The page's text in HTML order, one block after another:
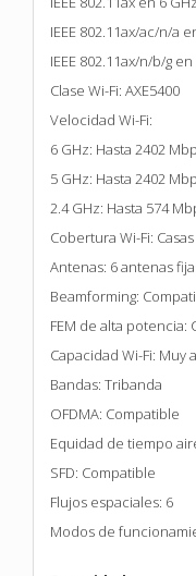
IEEE 802.11ax/ac/n/a
IEEE 802.11ax/n/b/g
Clase Wi-Fi: AXE5400
Velocidad Wi-Fi:
6 GHz: Hasta 2402
5 GHz: Hasta 2402
2.4 GHz: Hasta 574
Cobertura Wi-Fi:
Antenas: 6 antenas
Beamforming:
FEM de alta potencia:
Capacidad Wi-Fi: Muy
Bandas: Tribanda
OFDMA: Compatible
Equidad de tiempo
SFD: Compatible
Flujos espaciales: 6
Modos de